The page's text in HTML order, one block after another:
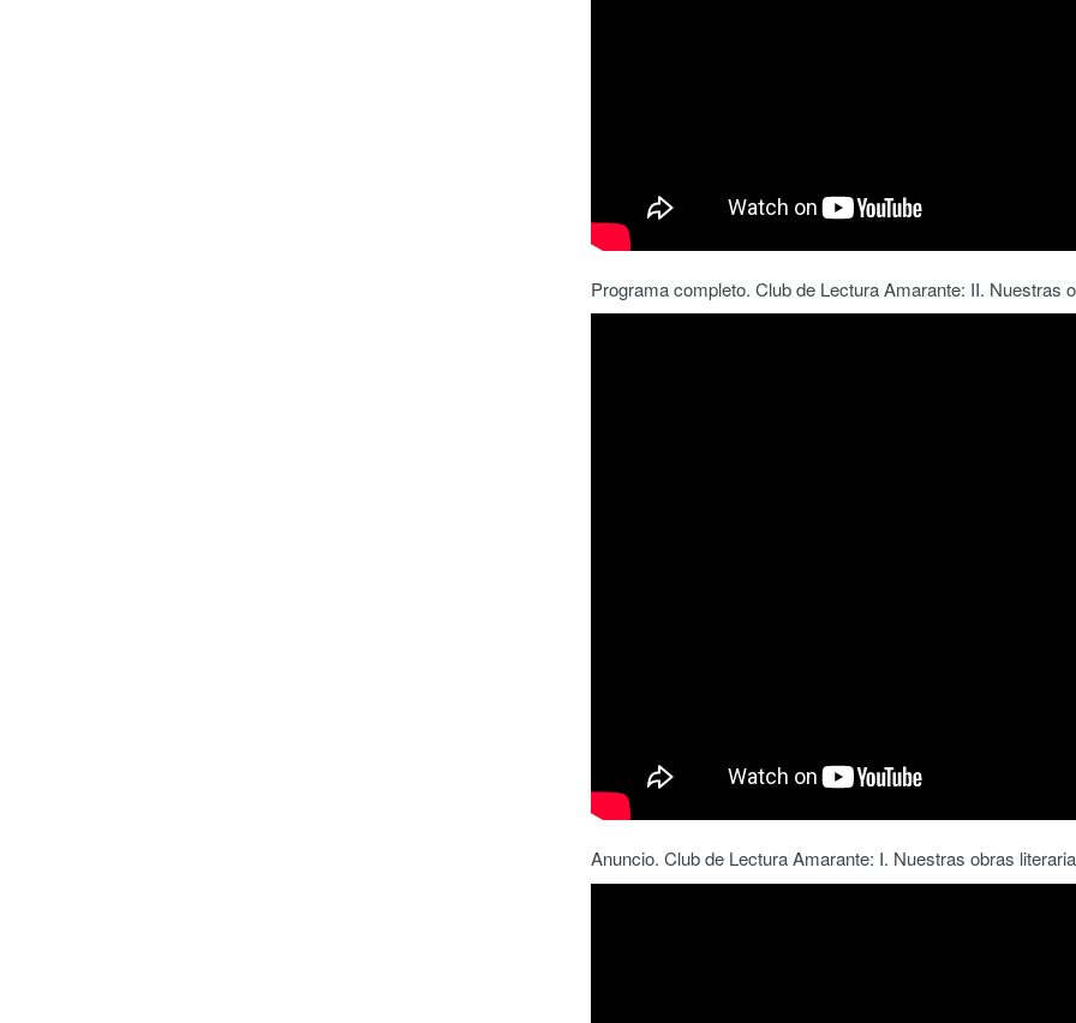
Programa completo. Club de Lectura Amarante: II. Nuestras
Anuncio. Club de Lectura Amarante: I. Nuestras obras